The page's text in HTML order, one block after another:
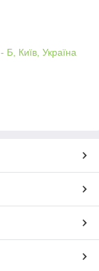
Б, Київ, Україна